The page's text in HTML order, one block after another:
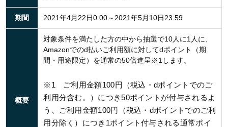
期間 2021年4月22日0:00～2021年5月10日23:59
概要
対象条件を満たした方の中から抽選で10人に1人に、
Amazonでのd払いご利用額に対してdポイント（期
間・用途限定）を通常の50倍進呈※1 します。
※1 ご利用金額100円（税込・dポイントでのご
利用分含む。）につき50ポイントが付与されるよ
う、ご利用金額100円（税込・dポイントでのご利
用分除く）につき1ポイント付与される通常ポイ